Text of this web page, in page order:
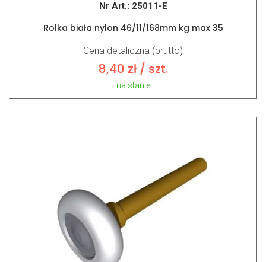
Nr Art.: 25011-E
Rolka biała nylon 46/11/168mm kg max 35
Cena detaliczna (brutto)
8,40 zł/ szt.
na stanie